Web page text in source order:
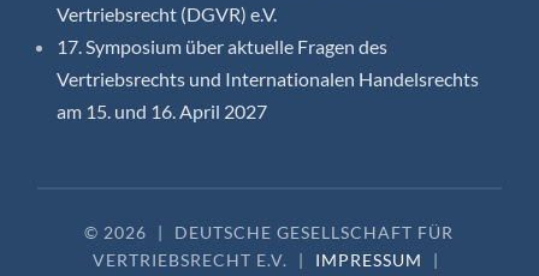
Vertriebsrecht (DGVR) e.V.
17. Symposium über aktuelle Fragen des
Vertriebsrechts und Internationalen Handelsrechts
am 15. und 16. April 2027
© 2026 |
DEUTSCHE GESELLSCHAFT FÜR
VERTRIEBSRECHT E.V.
| IMPRESSUM |